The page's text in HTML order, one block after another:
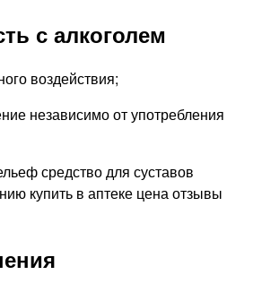
с алкоголем
воздействия;
независимо от употребления